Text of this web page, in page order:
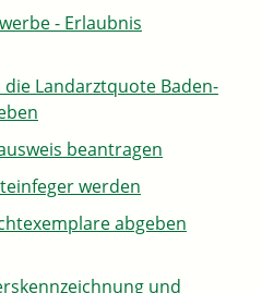
- Erlaubnis
Landarztquote Baden-
beantragen
werden
abgeben
und